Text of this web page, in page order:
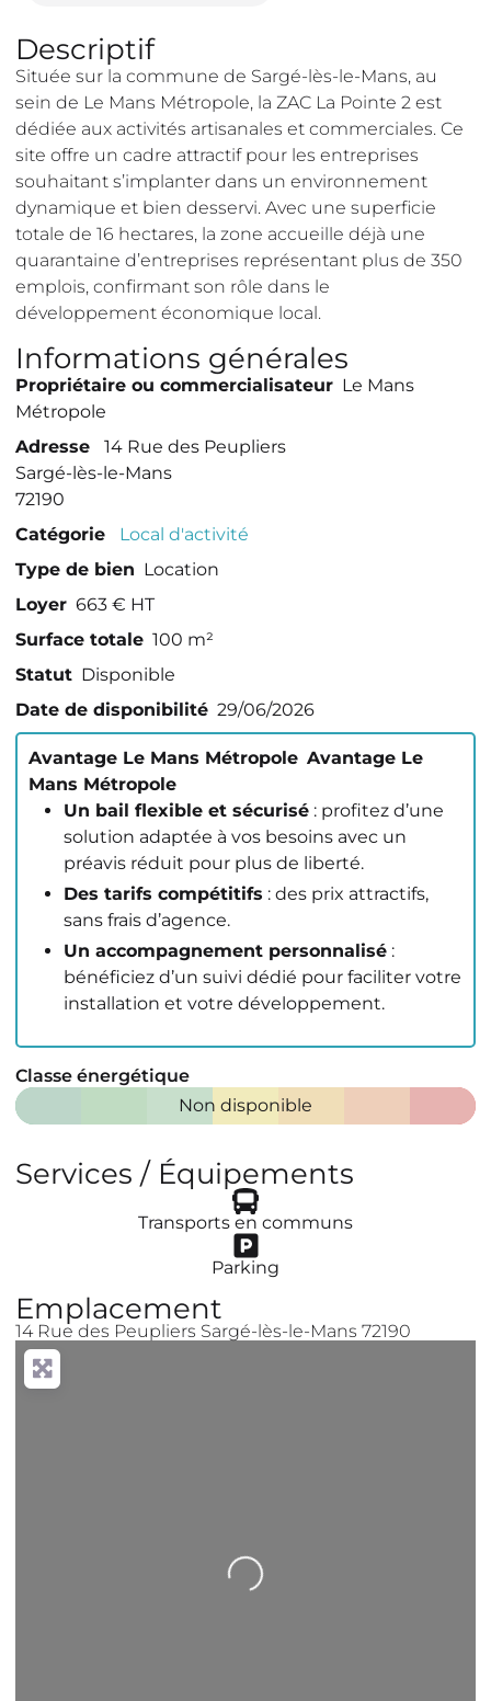
Descriptif
Située sur la commune de Sargé-lès-le-Mans, au
sein de Le Mans Métropole, la ZAC La Pointe 2 est
dédiée aux activités artisanales et commerciales. Ce
site offre un cadre attractif pour les entreprises
souhaitant s’implanter dans un environnement
dynamique et bien desservi. Avec une superficie
totale de 16 hectares, la zone accueille déjà une
quarantaine d’entreprises représentant plus de 350
emplois, confirmant son rôle dans le
développement économique local.
Informations générales
Propriétaire ou commercialisateur Le Mans
Métropole
Adresse
14 Rue des Peupliers
Sargé-lès-le-Mans
72190
Catégorie
Local d'activité
Type de bien Location
Loyer 663 € HT
Surface totale 100 m²
Statut Disponible
Date de disponibilité 29/06/2026
Avantage Le Mans Métropole Avantage Le
Mans Métropole
Un bail flexible et sécurisé : profitez d’une
solution adaptée à vos besoins avec un
préavis réduit pour plus de liberté.
Des tarifs compétitifs : des prix attractifs,
sans frais d’agence.
Un accompagnement personnalisé :
bénéficiez d’un suivi dédié pour faciliter votre
installation et votre développement.
Classe énergétique
Non disponible
Services / Équipements
Transports en communs
Parking
Emplacement
14 Rue des Peupliers Sargé-lès-le-Mans 72190